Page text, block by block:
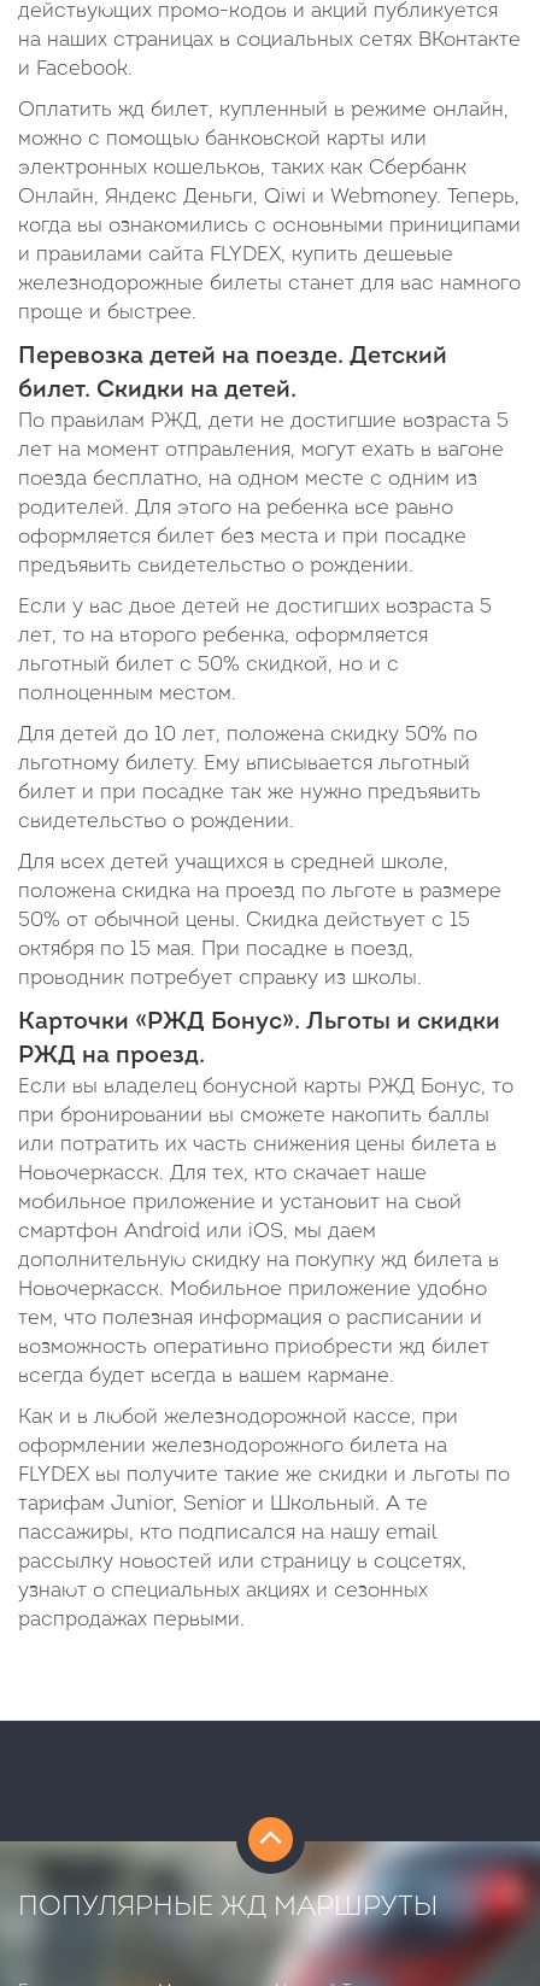
действующих промо-кодов и акций публикуется
на наших страницах в социальных сетях ВКонтакте
и Facebook.
Оплатить жд билет, купленный в режиме онлайн,
можно с помощью банковской карты или
электронных кошельков, таких как Сбербанк
Онлайн, Яндекс Деньги, Qiwi и Webmoney. Теперь,
когда вы ознакомились с основными приниципами
и правилами сайта FLYDEX, купить дешевые
железнодорожные билеты станет для вас намного
проще и быстрее.
Перевозка детей на поезде. Детский
билет. Скидки на детей.
По правилам РЖД, дети не достигшие возраста 5
лет на момент отправления, могут ехать в вагоне
поезда бесплатно, на одном месте с одним из
родителей. Для этого на ребенка все равно
оформляется билет без места и при посадке
предъявить свидетельство о рождении.
Если у вас двое детей не достигших возраста 5
лет, то на второго ребенка, оформляется
льготный билет с 50% скидкой, но и с
полноценным местом.
Для детей до 10 лет, положена скидку 50% по
льготному билету. Ему вписывается льготный
билет и при посадке так же нужно предъявить
свидетельство о рождении.
Для всех детей учащихся в средней школе,
положена скидка на проезд по льготе в размере
50% от обычной цены. Скидка действует с 15
октября по 15 мая. При посадке в поезд,
проводник потребует справку из школы.
Карточки «РЖД Бонус». Льготы и скидки
РЖД на проезд.
Если вы владелец бонусной карты РЖД Бонус, то
при бронировании вы сможете накопить баллы
или потратить их часть снижения цены билета в
Новочеркасск. Для тех, кто скачает наше
мобильное приложение и установит на свой
смартфон Android или iOS, мы даем
дополнительную скидку на покупку жд билета в
Новочеркасск. Мобильное приложение удобно
тем, что полезная информация о расписании и
возможность оперативно приобрести жд билет
всегда будет всегда в вашем кармане.
Как и в любой железнодорожной кассе, при
оформлении железнодорожного билета на
FLYDEX вы получите такие же скидки и льготы по
тарифам Junior, Senior и Школьный. А те
пассажиры, кто подписался на нашу email
рассылку новостей или страницу в соцсетях,
узнают о специальных акциях и сезонных
распродажах первыми.
ПОПУЛЯРНЫЕ ЖД МАРШРУТЫ